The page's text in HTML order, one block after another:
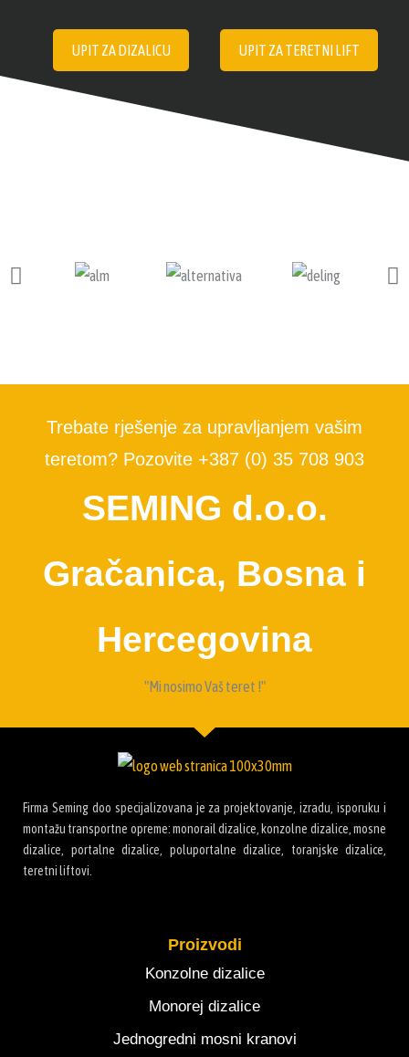
UPIT ZA DIZALICU UPIT ZA TERETNI LIFT
Trebate rješenje za upravljanjem vašim
teretom? Pozovite +387 (0) 35 708 903
SEMING d.o.o.
Gračanica, Bosna i
Hercegovina
"Mi nosimo Vaš teret !"
Firma Seming doo specijalizovana je za projektovanje, izradu, isporuku i
montažu transportne opreme: monorail dizalice, konzolne dizalice, mosne
dizalice, portalne dizalice, poluportalne dizalice, toranjske dizalice,
teretni liftovi.
Proizvodi
Konzolne dizalice
Monorej dizalice
Jednogredni mosni kranovi